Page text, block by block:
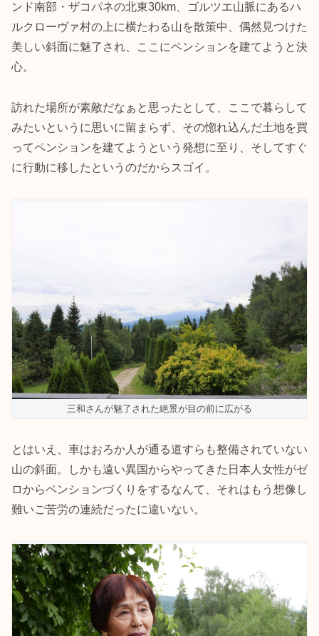
ンド南部・ザコパネの北東30km、ゴルツエ山脈にあるハ
ルクローヴァ村の上に横たわる山を散策中、偶然見つけた
美しい斜面に魅了され、ここにペンションを建てようと決
心。
訪れた場所が素敵だなぁと思ったとして、ここで暮らして
みたいというに思いに留まらず、その惚れ込んだ土地を買
ってペンションを建てようという発想に至り、そしてすぐ
に行動に移したというのだからスゴイ。
三和さんが魅了された絶景が目の前に広がる
とはいえ、車はおろか人が通る道すらも整備されていない
山の斜面。しかも遠い異国からやってきた日本人女性がゼ
ロからペンションづくりをするなんて、それはもう想像し
難いご苦労の連続だったに違いない。